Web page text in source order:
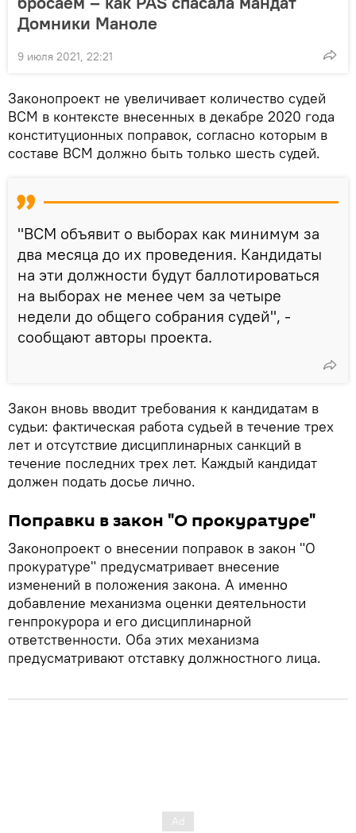
Домники Маноле
9 июля 2021, 22:21
Законопроект не увеличивает количество судей
ВСМ в контексте внесенных в декабре 2020 года
конституционных поправок, согласно которым в
составе ВСМ должно быть только шесть судей.
"ВСМ объявит о выборах как минимум за
два месяца до их проведения. Кандидаты
на эти должности будут баллотироваться
на выборах не менее чем за четыре
недели до общего собрания судей", -
сообщают авторы проекта.
Закон вновь вводит требования к кандидатам в
судьи: фактическая работа судьей в течение трех
лет и отсутствие дисциплинарных санкций в
течение последних трех лет. Каждый кандидат
должен подать досье лично.
Поправки в закон "О прокуратуре"
Законопроект о внесении поправок в закон "О
прокуратуре" предусматривает внесение
изменений в положения закона. А именно
добавление механизма оценки деятельности
генпрокурора и его дисциплинарной
ответственности. Оба этих механизма
предусматривают отставку должностного лица.